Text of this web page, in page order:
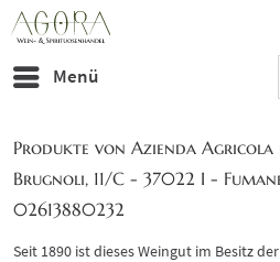
Menü
Produkte von Azienda Agricola
Brugnoli, 11/C - 37022 I -
02613880232
Seit 1890 ist dieses Weingut im Besitz